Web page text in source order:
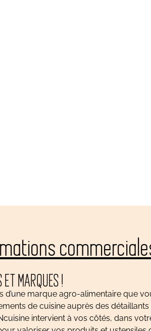
MARQUES !
d’une marque agro-alimentaire que
de cuisine auprès des
intervient à vos côtés, dans